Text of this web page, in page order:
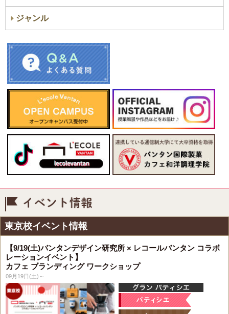
ジャンル
東京校イベント情報
【9/19(土)バンタンデザイン研究所 × レコールバンタン コラボ
レーションイベント】
カフェ ブランディング ワークショップ
09月19日(土)～